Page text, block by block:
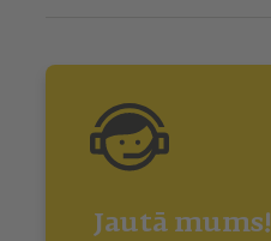
Jautā mums!